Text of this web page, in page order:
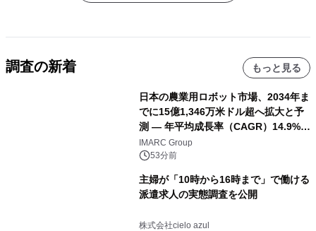
調査の新着 もっと見る
日本の農業用ロボット市場、2034年ま
でに15億1,346万米ドル超へ拡大と予
測 ― 年平均成長率（CAGR）14.9%を
記録
IMARC Group
53分前
主婦が「10時から16時まで」で働ける
派遣求人の実態調査を公開
株式会社cielo azul